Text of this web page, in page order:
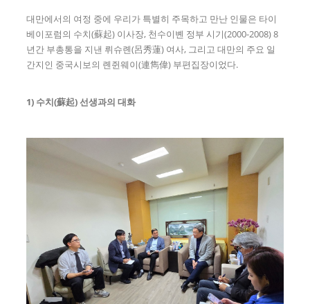
대만에서의 여정 중에 우리가 특별히 주목하고 만난 인물은 타이
베이포럼의 수치(蘇起) 이사장, 천수이볜 정부 시기(2000-2008) 8
년간 부총통을 지낸 뤼슈롄(呂秀蓮) 여사, 그리고 대만의 주요 일
간지인 중국시보의 롄쥔웨이(連雋偉) 부편집장이었다.
1) 수치(蘇起)선생과의 대화